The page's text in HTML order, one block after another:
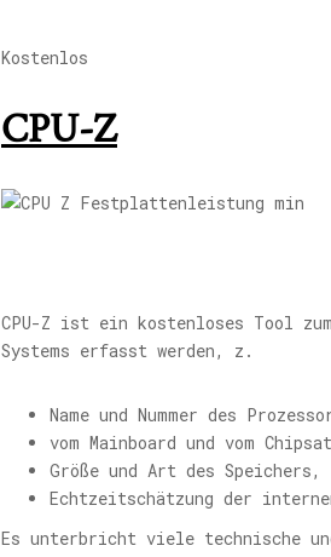
Kostenlos
CPU-Z
CPU-Z ist ein kostenloses Tool
Systems erfasst werden, z.
Name und Nummer des
vom Mainboard und vom
Größe und Art des
Echtzeitschätzung der
Es unterbricht viele technische